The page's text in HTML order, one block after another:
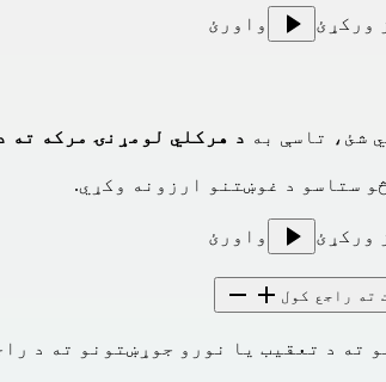
ورکړئ واورئ
شئ، تاسې به د هرکلي لومړنۍ مرکه ته
ستاسو د غوښتنو ارزونه وکړي.
ورکړئ واورئ
ته د تعقیب یا نورو جوړښتونو ته د